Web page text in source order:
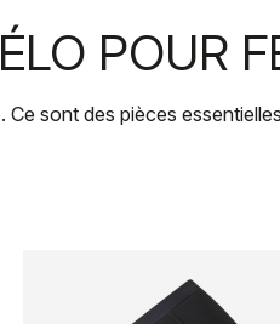
POUR
sont des pièces